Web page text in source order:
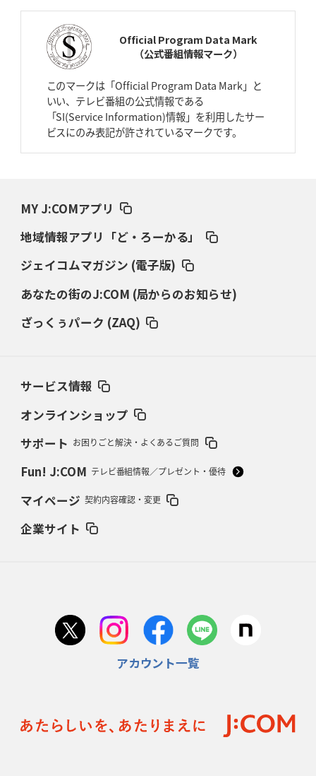
2026年4月9日(木)更新
スティーラーズ、名門復活の足音
2026年4月2日(木)更新
2026年3月26日(木)更新
AZ-COM丸和、リーグワンへ参入決定 「フィールド丸ごと計測機器」の
ダイナボアーズ、“逆輸入SO”三宅駿
「ニュージーランドのフレア（閃
2026年3月5日(木)更新
2026年2月19日(木)更新
37年女子W杯招致への課題と期待
2026年2月12日(木)更新
2026年2月5日(木)更新
占い方
首位スピアーズ、充実の攻撃力 「湧き出る」パスでトライ量産
2026年1月8日(木)更新
ルディケ「15番はゲームドライバ
Official Program Data Mark
（公式番組情報マーク）
このマークは「Official Program Data Mark」と
いい、テレビ番組の公式情報である
「SI(Service Information)情報」を利用したサー
ビスにのみ表記が許されているマークです。
MY J:COMアプリ
地域情報アプリ「ど・ろーかる」
ジェイコムマガジン (電子版)
あなたの街のJ:COM (局からのお知らせ)
ざっくぅパーク (ZAQ)
サービス情報
オンラインショップ
サポート お困りごと解決・よくあるご質問
Fun! J:COM テレビ番組情報／プレゼント・優待
マイページ 契約内容確認・変更
企業サイト
アカウント一覧